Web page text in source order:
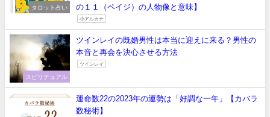
タロット占い
の１１（ペイジ）の人物像と意味】
小アルカナ
スピリチュアル
ツインレイの既婚男性は本当に迎えに来る？男性の
本音と再会を決心させる方法
ツインレイ
運命数22の2023年の運勢は「好調な一年」【カバラ
数秘術】